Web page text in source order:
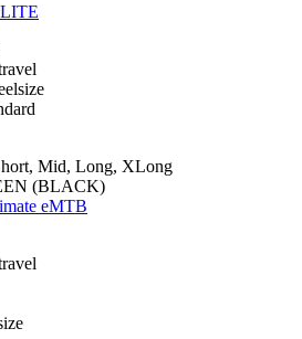
Mid, Long, XLong
(BLACK)
eMTB